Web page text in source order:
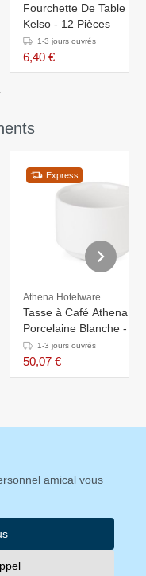
Fourchette De Table
Kelso - 12 Pièces
1-3 jours ouvrés
6,40 €
Express
Athena Hotelware
Tasse à Café Athena -
Porcelaine Blanche -
Pièces1-3 jours ouvrés
50,07 €
amical vous